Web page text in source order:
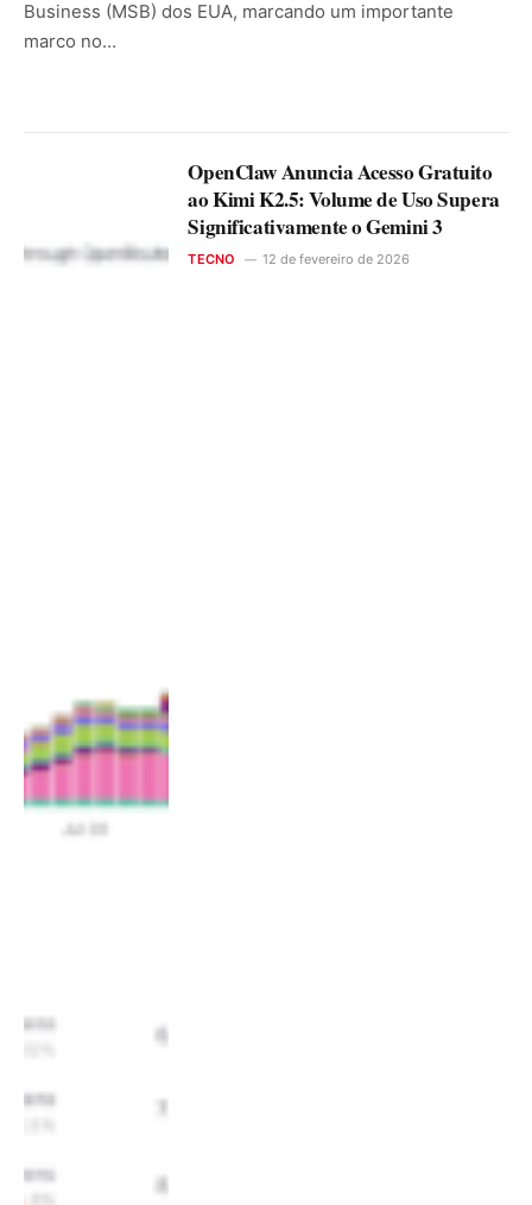
Business (MSB) dos EUA, marcando um importante
marco no…
OpenClaw Anuncia Acesso Gratuito
ao Kimi K2.5: Volume de Uso Supera
Significativamente o Gemini 3
TECNO 12 de fevereiro de 2026